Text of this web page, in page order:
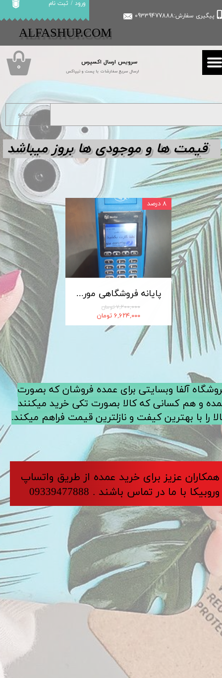
سرویس ارسال اکسپرس
ارسال سریع سفارشات با پست و تیپاکس
پیگیری سفارش:09339477888
ورود / ثبت نام
حساب کاربری من
تغییر گذر واژه
سفارشات
​​ALFASHUP.COM
۰
پایانه فروشگاهی مورفان MoreFun مدل H9
۷,۲۰۰,۰۰۰ تومان
۶,۶۲۴,۰۰۰ تومان
۸ درصد
کابل شارژ MICRO-USB اندروید LDNIO الدینیو مدل XS-07 متراژ 1 متر
جستجو
آلفا وبسایتی برای عمده فروشان که بصورت
و هم کسانی که کالا بصورت تکی خرید میکنند
را با بهترین کیفت و نازلترین قیمت فراهم میکند.
​​​همکاران عزیز برای خرید عمده از طریق واتساپ
وروبیکا با ما در تماس باشند . 09339477888
قیمت ها و موجودی ها بروز میباشد